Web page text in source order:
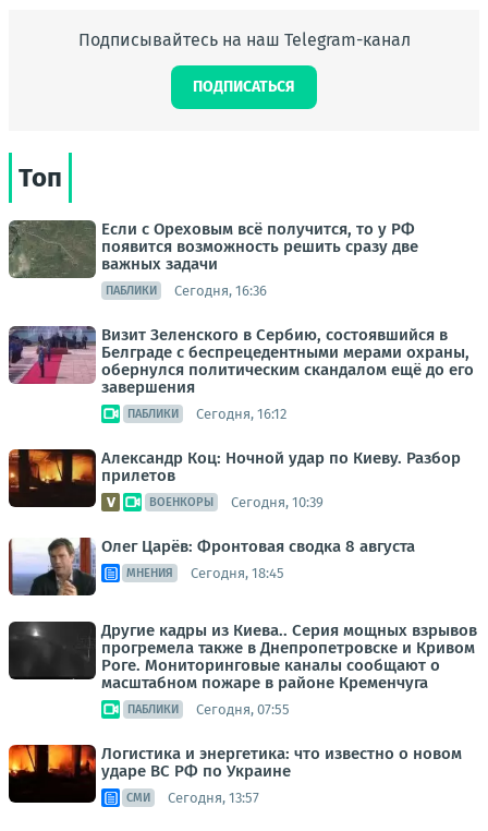
Подписывайтесь на наш Telegram-канал
ПОДПИСАТЬСЯ
Топ
Если с Ореховым всё получится, то у РФ
появится возможность решить сразу две
важных задачи
ПАБЛИКИ Сегодня, 16:36
Визит Зеленского в Сербию, состоявшийся в
Белграде с беспрецедентными мерами охраны,
обернулся политическим скандалом ещё до его
завершения
ПАБЛИКИ Сегодня, 16:12
Александр Коц: Ночной удар по Киеву. Разбор
прилетов
ВОЕНКОРЫ Сегодня, 10:39
Олег Царёв: Фронтовая сводка 8 августа
МНЕНИЯ Сегодня, 18:45
Другие кадры из Киева.. Серия мощных взрывов
прогремела также в Днепропетровске и Кривом
Роге. Мониторинговые каналы сообщают о
масштабном пожаре в районе Кременчуга
ПАБЛИКИ Сегодня, 07:55
Логистика и энергетика: что известно о новом
ударе ВС РФ по Украине
СМИ Сегодня, 13:57